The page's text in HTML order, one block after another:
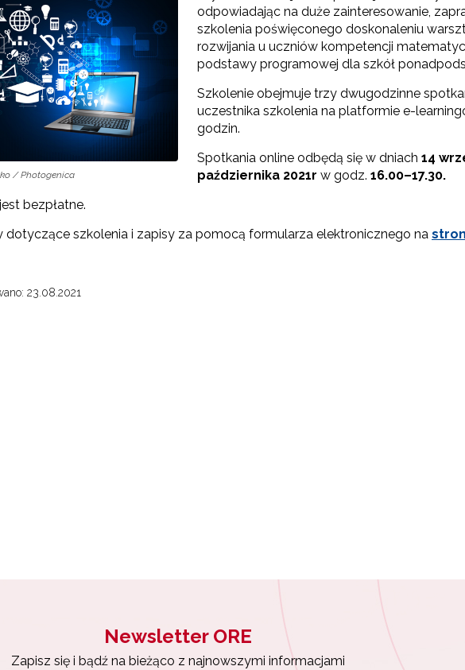
Śląsk Opolski – Serce Polski"
obywatelska"
fizyczne"
w pisowni polskiej"
matematyczno-przyrodnicze"
/ Photogenica
odpowiadając na duże zainteresowanie,
szkolenia poświęconego doskonaleniu
rozwijania u uczniów kompetencji
podstawy programowej dla szkół
Szkolenie obejmuje trzy dwugodzinne
uczestnika szkolenia na platformie e-
godzin.
Spotkania online odbędą się w dniach 14
października 2021r w godz. 16.00–17.30.
bezpłatne.
dotyczące szkolenia i zapisy za pomocą formularza elektronicznego na
23.08.2021
Newsletter ORE
Zapisz się i bądź na bieżąco z najnowszymi informacjami